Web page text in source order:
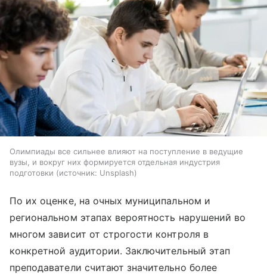
Олимпиады все сильнее влияют на поступление в ведущие
вузы, и вокруг них формируется отдельная индустрия
подготовки
источник: Unsplash
По их оценке, на очных муниципальном и
региональном этапах вероятность нарушений во
многом зависит от строгости контроля в
конкретной аудитории. Заключительный этап
преподаватели считают значительно более